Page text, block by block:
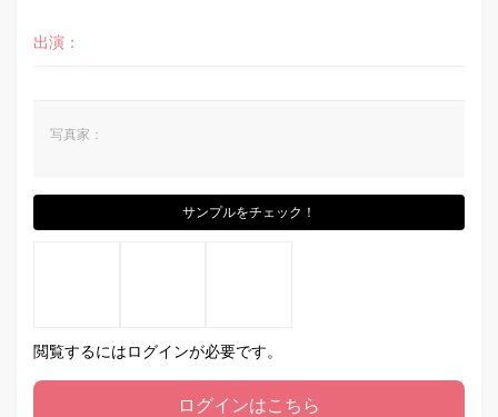
出演：
写真家：
サンプルをチェック！
閲覧するにはログインが必要です。
ログインはこちら